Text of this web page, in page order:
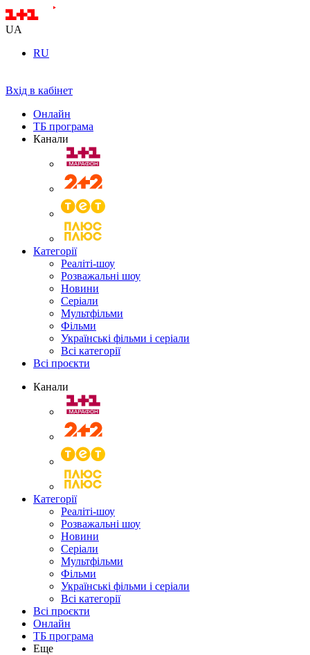
UA
RU
Вхід в кабінет
Онлайн
ТБ програма
Канали
Категорії
Реаліті-шоу
Розважальні шоу
Новини
Серіали
Мультфільми
Фільми
Українські фільми і серіали
Всі категорії
Всі проєкти
Канали
Категорії
Реаліті-шоу
Розважальні шоу
Новини
Серіали
Мультфільми
Фільми
Українські фільми і серіали
Всі категорії
Всі проєкти
Онлайн
ТБ програма
Еще